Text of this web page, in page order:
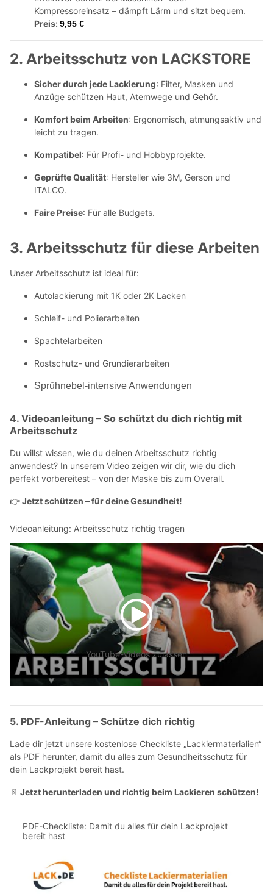
Kompressoreinsatz – dämpft Lärm und sitzt bequem.
Preis:9,95 €
2. Arbeitsschutz von LACKSTORE
Sicher durch jede Lackierung: Filter, Masken und
Anzüge schützen Haut, Atemwege und Gehör.
Komfort beim Arbeiten: Ergonomisch, atmungsaktiv und
leicht zu tragen.
Kompatibel: Für Profi- und Hobbyprojekte.
Geprüfte Qualität: Hersteller wie 3M, Gerson und
ITALCO.
Faire Preise: Für alle Budgets.
3. Arbeitsschutz für diese Arbeiten
Unser Arbeitsschutz ist ideal für:
Autolackierung mit 1K oder 2K Lacken
Schleif- und Polierarbeiten
Spachtelarbeiten
Rostschutz- und Grundierarbeiten
Sprühnebel-intensive Anwendungen
4. Videoanleitung – So schützt du dich richtig mit
Arbeitsschutz
Du willst wissen, wie du deinen Arbeitsschutz richtig
anwendest? In unserem Video zeigen wir dir, wie du dich
perfekt vorbereitest – von der Maske bis zum Overall.
👉 Jetzt schützen – für deine Gesundheit!
Videoanleitung: Arbeitsschutz richtig tragen
YouTube-Videos zulassen
5. PDF-Anleitung – Schütze dich richtig
Lade dir jetzt unsere kostenlose Checkliste „Lackiermaterialien“
als PDF herunter, damit du alles zum Gesundheitsschutz für
dein Lackprojekt bereit hast.
📄 Jetzt herunterladen und richtig beim Lackieren schützen!
PDF-Checkliste: Damit du alles für dein Lackprojekt
bereit hast